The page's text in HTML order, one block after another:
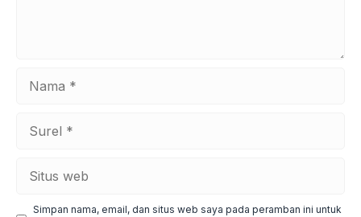
Simpan nama, email, dan situs web saya pada peramban ini untuk